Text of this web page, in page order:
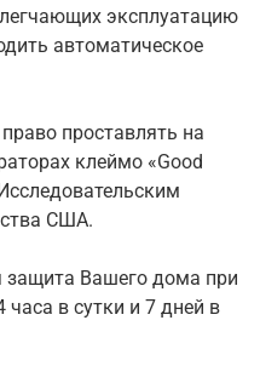
эксплуатацию
автоматическое
проставлять на
клеймо «Good
США.
защита Вашего дома при
в сутки и 7 дней в